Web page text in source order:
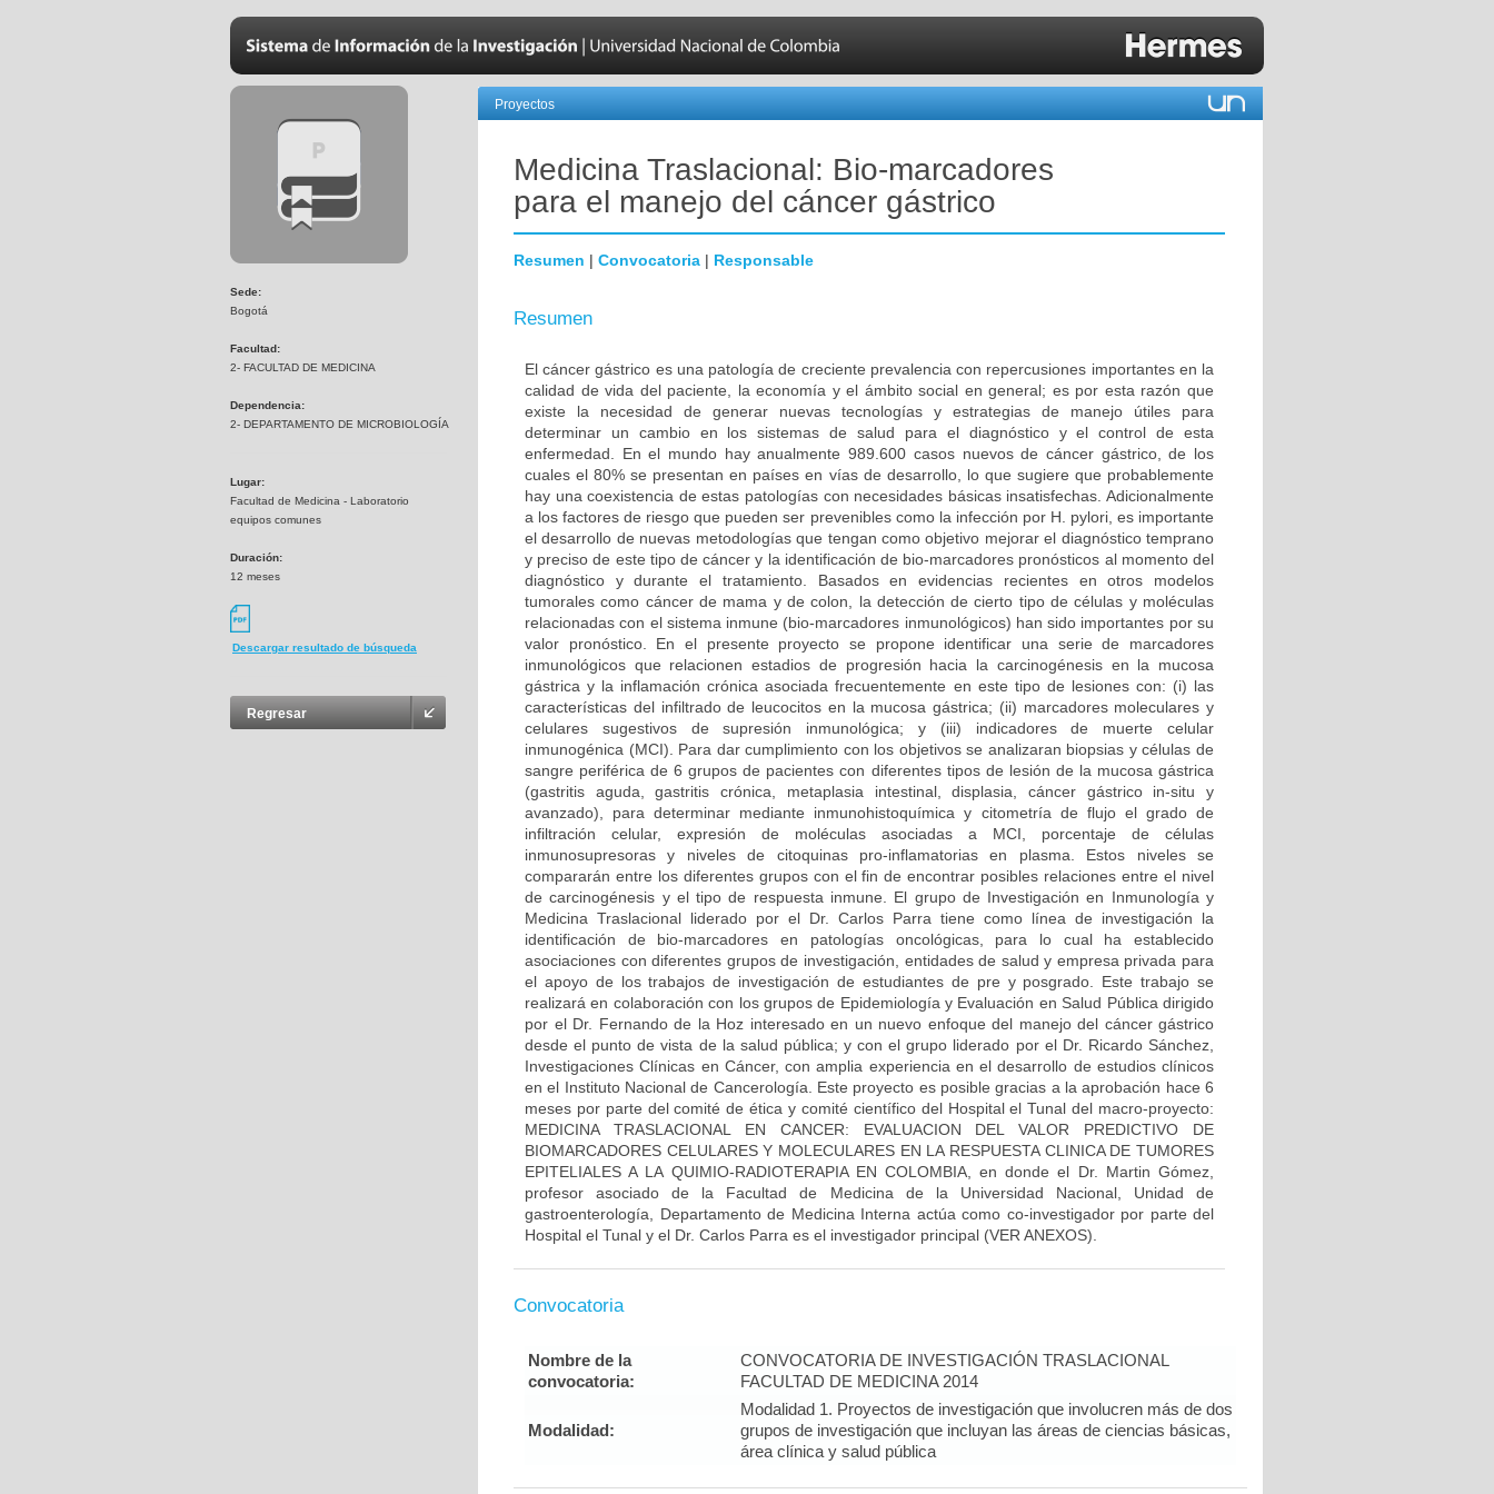
Sede:
Bogotá
Facultad:
2- FACULTAD DE MEDICINA
Dependencia:
2- DEPARTAMENTO DE MICROBIOLOGÍA
Lugar:
Facultad de Medicina - Laboratorio
equipos comunes
Duración:
12 meses
Descargar resultado de búsqueda
Regresar
Proyectos
Medicina Traslacional: Bio-marcadores
para el manejo del cáncer gástrico
Resumen | Convocatoria | Responsable
Resumen
El cáncer gástrico es una patología de creciente prevalencia con repercusiones importantes en la
calidad de vida del paciente, la economía y el ámbito social en general; es por esta razón que
existe la necesidad de generar nuevas tecnologías y estrategias de manejo útiles para
determinar un cambio en los sistemas de salud para el diagnóstico y el control de esta
enfermedad. En el mundo hay anualmente 989.600 casos nuevos de cáncer gástrico, de los
cuales el 80% se presentan en países en vías de desarrollo, lo que sugiere que probablemente
hay una coexistencia de estas patologías con necesidades básicas insatisfechas. Adicionalmente
a los factores de riesgo que pueden ser prevenibles como la infección por H. pylori, es importante
el desarrollo de nuevas metodologías que tengan como objetivo mejorar el diagnóstico temprano
y preciso de este tipo de cáncer y la identificación de bio-marcadores pronósticos al momento del
diagnóstico y durante el tratamiento. Basados en evidencias recientes en otros modelos
tumorales como cáncer de mama y de colon, la detección de cierto tipo de células y moléculas
relacionadas con el sistema inmune (bio-marcadores inmunológicos) han sido importantes por su
valor pronóstico. En el presente proyecto se propone identificar una serie de marcadores
inmunológicos que relacionen estadios de progresión hacia la carcinogénesis en la mucosa
gástrica y la inflamación crónica asociada frecuentemente en este tipo de lesiones con: (i) las
características del infiltrado de leucocitos en la mucosa gástrica; (ii) marcadores moleculares y
celulares sugestivos de supresión inmunológica; y (iii) indicadores de muerte celular
inmunogénica (MCI). Para dar cumplimiento con los objetivos se analizaran biopsias y células de
sangre periférica de 6 grupos de pacientes con diferentes tipos de lesión de la mucosa gástrica
(gastritis aguda, gastritis crónica, metaplasia intestinal, displasia, cáncer gástrico in-situ y
avanzado), para determinar mediante inmunohistoquímica y citometría de flujo el grado de
infiltración celular, expresión de moléculas asociadas a MCI, porcentaje de células
inmunosupresoras y niveles de citoquinas pro-inflamatorias en plasma. Estos niveles se
compararán entre los diferentes grupos con el fin de encontrar posibles relaciones entre el nivel
de carcinogénesis y el tipo de respuesta inmune. El grupo de Investigación en Inmunología y
Medicina Traslacional liderado por el Dr. Carlos Parra tiene como línea de investigación la
identificación de bio-marcadores en patologías oncológicas, para lo cual ha establecido
asociaciones con diferentes grupos de investigación, entidades de salud y empresa privada para
el apoyo de los trabajos de investigación de estudiantes de pre y posgrado. Este trabajo se
realizará en colaboración con los grupos de Epidemiología y Evaluación en Salud Pública dirigido
por el Dr. Fernando de la Hoz interesado en un nuevo enfoque del manejo del cáncer gástrico
desde el punto de vista de la salud pública; y con el grupo liderado por el Dr. Ricardo Sánchez,
Investigaciones Clínicas en Cáncer, con amplia experiencia en el desarrollo de estudios clínicos
en el Instituto Nacional de Cancerología. Este proyecto es posible gracias a la aprobación hace 6
meses por parte del comité de ética y comité científico del Hospital el Tunal del macro-proyecto:
MEDICINA TRASLACIONAL EN CANCER: EVALUACION DEL VALOR PREDICTIVO DE
BIOMARCADORES CELULARES Y MOLECULARES EN LA RESPUESTA CLINICA DE TUMORES
EPITELIALES A LA QUIMIO-RADIOTERAPIA EN COLOMBIA, en donde el Dr. Martin Gómez,
profesor asociado de la Facultad de Medicina de la Universidad Nacional, Unidad de
gastroenterología, Departamento de Medicina Interna actúa como co-investigador por parte del
Hospital el Tunal y el Dr. Carlos Parra es el investigador principal (VER ANEXOS).
Convocatoria
Nombre de la
convocatoria:
CONVOCATORIA DE INVESTIGACIÓN TRASLACIONAL
FACULTAD DE MEDICINA 2014
Modalidad:
Modalidad 1. Proyectos de investigación que involucren más de dos
grupos de investigación que incluyan las áreas de ciencias básicas,
área clínica y salud pública